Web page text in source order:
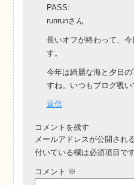
PASS:
runrunさん
長いオフが終わって、
す。
今年は綺麗な海と夕日
すね。いつもブログ覗い
返信
コメントを残す
メールアドレスが公開され
付いている欄は必須項目で
コメント ※